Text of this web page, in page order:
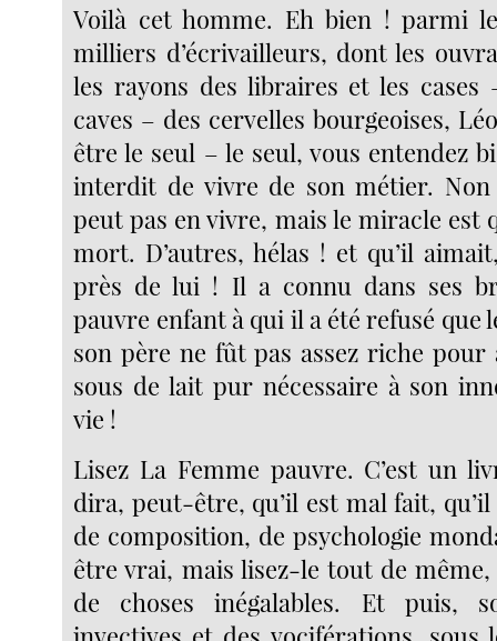
Voilà cet homme. Eh bien ! parmi
milliers d’écrivailleurs, dont les
les rayons des libraires et les cases
caves – des cervelles bourgeoises,
être le seul – le seul, vous entendez
interdit de vivre de son métier.
peut pas en vivre, mais le miracle est
mort. D’autres, hélas ! et qu’il
près de lui ! Il a connu dans ses
pauvre enfant à qui il a été refusé que
son père ne fût pas assez riche pour
sous de lait pur nécessaire à son
vie !
Lisez La Femme pauvre. C’est un
dira, peut-être, qu’il est mal fait, qu’il
de composition, de psychologie
être vrai, mais lisez-le tout de
de choses inégalables. Et puis,